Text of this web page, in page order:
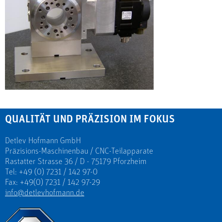
QUALITÄT UND PRÄZISION IM FOKUS
Detlev Hofmann GmbH
Präzisions-Maschinenbau / CNC-Teilapparate
Rastatter Strasse 36 / D - 75179 Pforzheim
Tel: +49 (0) 7231 / 142 97-0
Fax: +49(0) 7231 / 142 97-29
info@detlevhofmann.de